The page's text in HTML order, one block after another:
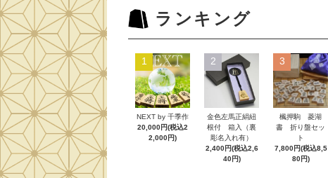
ランキング
1
NEXT by 千季作
20,000円(税込2
2,000円)
2
金色左馬正絹紐
根付 箱入（裏
彫名入れ有）
2,400円(税込2,6
40円)
3
楓押駒 菱湖
書 折り盤セッ
ト
7,800円(税込8,5
80円)